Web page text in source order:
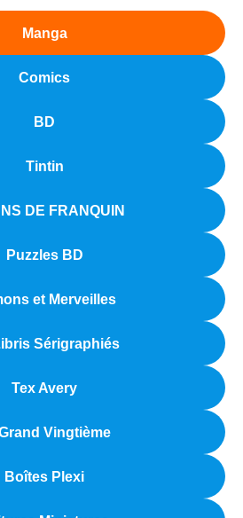
Manga
Comics
BD
Tintin
DE FRANQUIN
Puzzles BD
et Merveilles
Sérigraphiés
Tex Avery
Vingtième
Boîtes Plexi